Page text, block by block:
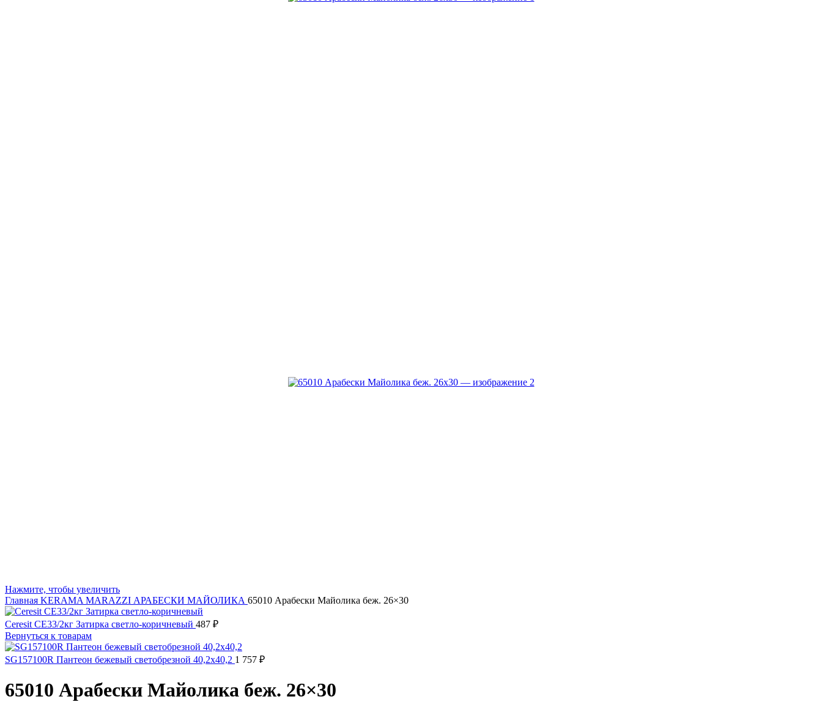
Нажмите, чтобы увеличить
Главная KERAMA MARAZZI АРАБЕСКИ МАЙОЛИКА 65010 Арабески Майолика беж. 26×30
Ceresit CE33/2кг Затирка светло-коричневый 487 ₽
Вернуться к товарам
SG157100R Пантеон бежевый светобрезной 40,2х40,2 1 757 ₽
65010 Арабески Майолика беж. 26×30